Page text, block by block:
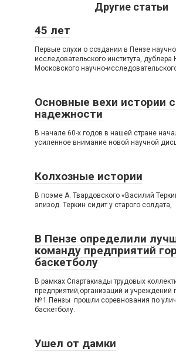
Другие статьи
45 лет
Первые слухи о создании в Пензе
исследовательского института,
Московского научно-
Основные вехи истории
надежности
В начале 60-х годов в нашей стране
усиленное внимание новой научной
Колхозные истории
В поэме А. Твардовского «Василий
эпизод. Теркин сидит у старого солдата,
В Пензе определили
команду предприятий
баскетболу
В рамках Спартакиады трудовых
предприятий,организаций и
№ 1 Пензы прошли соревнования по
баскетболу.
Ушел от дамки